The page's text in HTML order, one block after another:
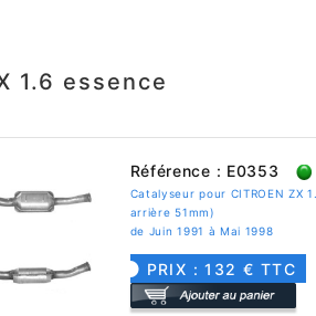
1.6 essence
Référence : E0353
Catalyseur pour CITROEN ZX
arrière 51mm)
de Juin 1991 à Mai 1998
PRIX : 132 € TTC